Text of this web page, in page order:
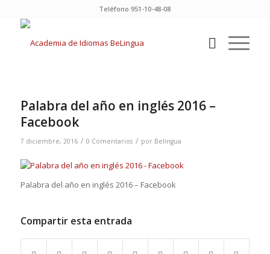
Teléfono 951-10-48-08
Palabra del año en inglés 2016 –
Facebook
7 diciembre, 2016 / 0 Comentarios / por Belingua
Palabra del año en inglés 2016 – Facebook
Compartir esta entrada